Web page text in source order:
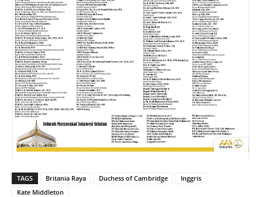
TAGS Britania Raya Duchess of Cambridge
Inggris
Kate Middleton